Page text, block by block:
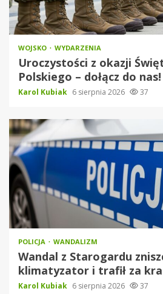
WOJSKO WYDARZENIA
Uroczystości z okazji
Polskiego – dołącz do nas!
Karol Kubiak 6 sierpnia 2026 37
POLICJA WANDALIZM
Wandal z Starogardu
klimatyzator i trafił za
Karol Kubiak 6 sierpnia 2026 37